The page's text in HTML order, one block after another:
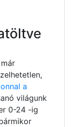
a
világunk
0-24 -ig